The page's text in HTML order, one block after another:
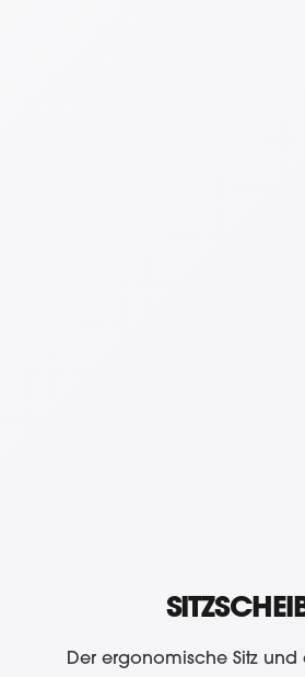
Der ergonomische Sitz und